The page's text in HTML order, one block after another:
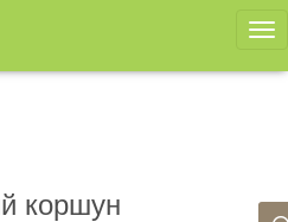
коршун